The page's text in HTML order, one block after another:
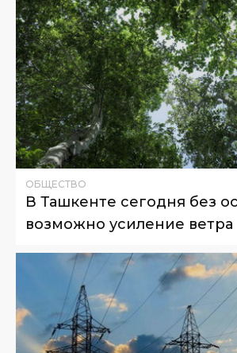
ОБЩЕСТВО
В Ташкенте сегодня без
возможно усиление ветра